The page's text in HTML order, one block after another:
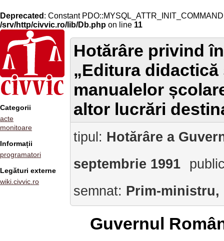
Deprecated : Constant
/srv/http/civvic.ro/lib/Db.php on line 11
Categorii
acte
monitoare
Informații
programatori
Legături externe
wiki.civvic.ro
Hotărâre privind
„Editura
manualelor
altor lucrări
tipul: Hotărâre a
septembrie 1991
semnat: Prim-ministru,
Guvernul